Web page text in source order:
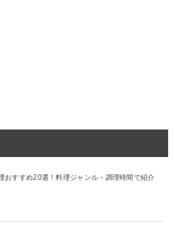
おすすめ20選！料理ジャンル・調理時間で紹介